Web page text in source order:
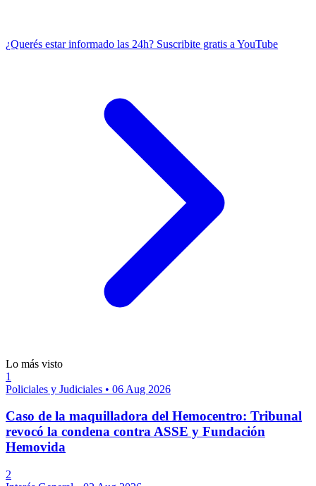
¿Querés estar informado las 24h? Suscribite gratis a YouTube
Lo más visto
1
Policiales y Judiciales • 06 Aug 2026
Caso de la maquilladora del Hemocentro: Tribunal
revocó la condena contra ASSE y Fundación
Hemovida
2